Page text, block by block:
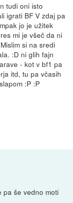
tudi oni isto
igrati BF V zdaj pa
jo je užitek
mi je všeč da ni
si na sredi
:D ni glih fajn
- kot v bf1 pa
itd, tu pa včasih
:P :P
pa še vedno moti